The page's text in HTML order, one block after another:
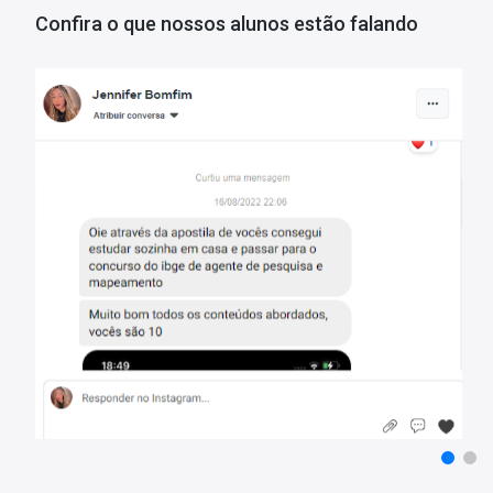
- Apostila elaborada por professores especializados em
Língua Portuguesa
Matemática
Conhecimentos Específicos
36 vagas
Inscrições:De 08/06/a 07/07/2022
Salário:De R$ 1.607,58 a R$ 5.021,28
Taxa de Inscrição:De R$ 42,00 e R$ 110,00
Provas:07/08/2022
Organizadora:
Confira o que nossos alunos estão falando